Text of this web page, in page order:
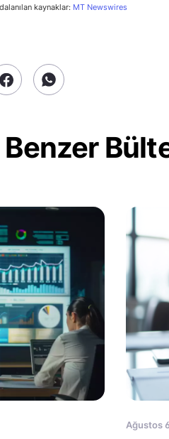
kaynaklar: MT Newswires
Benzer
Ağustos